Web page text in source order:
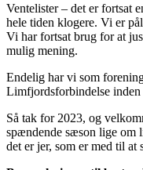
Ventelister – det er fortsat
hele tiden klogere. Vi er
Vi har fortsat brug for at
mulig mening.
Endelig har vi som
Limfjordsforbindelse inden
Så tak for 2023, og
spændende sæson lige om
det er jer, som er med til